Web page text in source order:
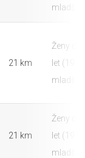
mladší)
21 km
Ženy do
let
mladší)
21 km
Ženy do
let
mladší)